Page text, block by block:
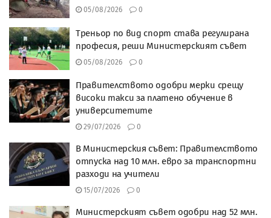
05/08/2026 0
Треньор по вид спорт става регулирана
професия, реши Министерският съвет
05/08/2026 0
Правителството одобри мерки срещу
високи такси за платено обучение в
университетите
29/07/2026 0
В Министерския съвет: Правителството
отпуска над 10 млн. евро за транспортни
разходи на учители
15/07/2026 0
Министерският съвет одобри над 52 млн.